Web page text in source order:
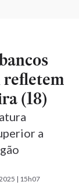
refletem
(18)
a
| 15h07